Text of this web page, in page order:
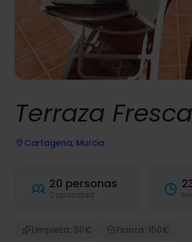
Terraza
Cartagena, Murcia
20 personas
Capacidad
Limpieza: 30€ Fianza: 150€